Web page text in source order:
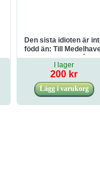
Den sista idioten är
född än: Till
i en 17-fots båt
I lager
200 kr